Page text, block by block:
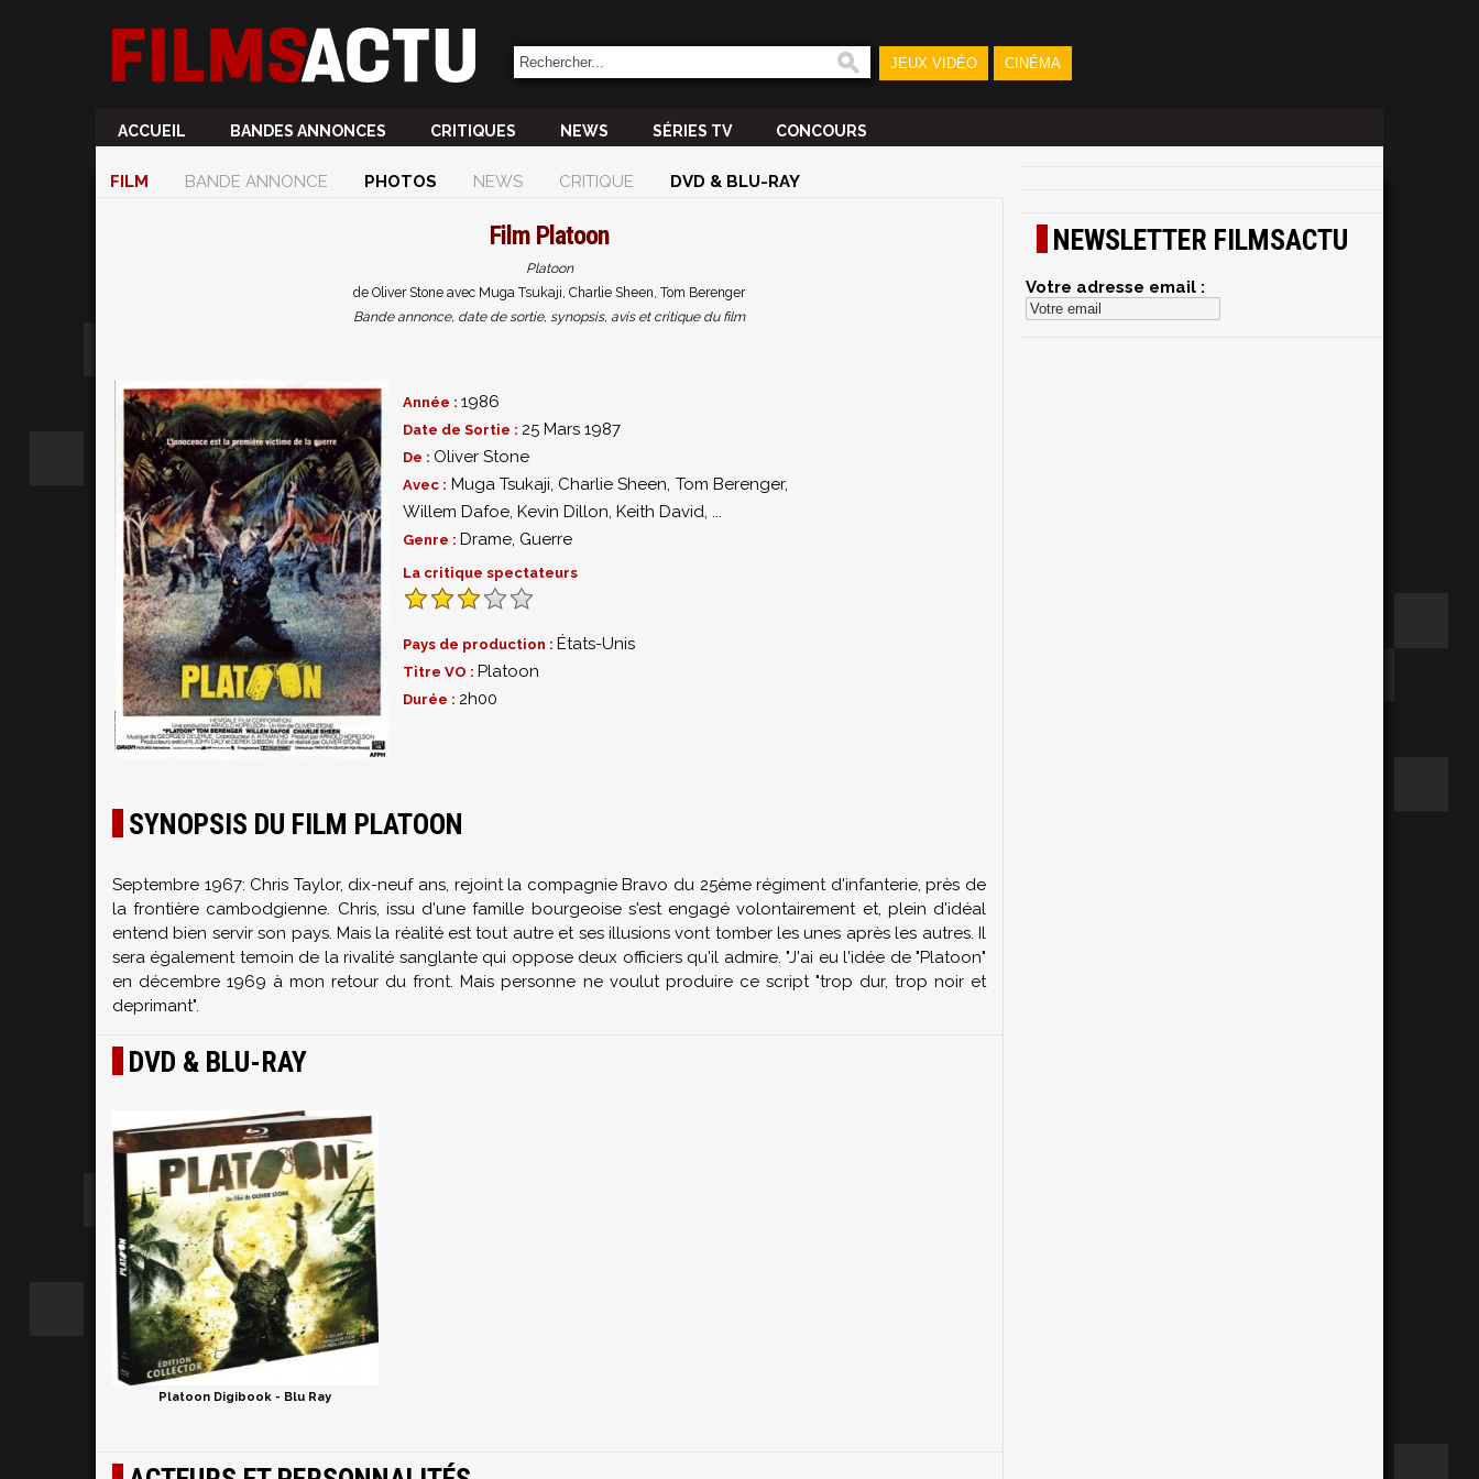
JEUX VIDÉO CINÉMA
ACCUEIL BANDES ANNONCES CRITIQUES NEWS SÉRIES TV CONCOURS
FILM BANDE ANNONCE PHOTOS NEWS CRITIQUE DVD & BLU-RAY
Film Platoon
Platoon
de Oliver Stone avec Muga Tsukaji, Charlie Sheen, Tom Berenger
Bande annonce, date de sortie, synopsis, avis et critique du film
Année : 1986
Date de Sortie : 25 Mars 1987
De : Oliver Stone
Avec : Muga Tsukaji, Charlie Sheen, Tom Berenger,
Willem Dafoe, Kevin Dillon, Keith David, ...
Genre : Drame, Guerre
La critique spectateurs
Pays de production : États-Unis
Titre VO : Platoon
Durée : 2h00
SYNOPSIS DU FILM PLATOON
Septembre 1967: Chris Taylor, dix-neuf ans, rejoint la compagnie Bravo du 25ème régiment d'infanterie, près de
la frontière cambodgienne. Chris, issu d'une famille bourgeoise s'est engagé volontairement et, plein d'idéal
entend bien servir son pays. Mais la réalité est tout autre et ses illusions vont tomber les unes après les autres. Il
sera également temoin de la rivalité sanglante qui oppose deux officiers qu'il admire. "J'ai eu l'idée de "Platoon"
en décembre 1969 à mon retour du front. Mais personne ne voulut produire ce script "trop dur, trop noir et
deprimant".
DVD & BLU-RAY
Platoon Digibook - Blu Ray
NEWSLETTER FILMSACTU
Votre adresse email :